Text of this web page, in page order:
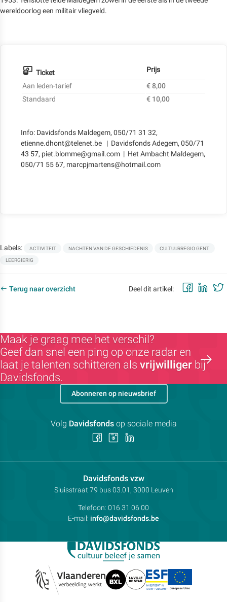
wereldoorlog een militair vliegveld.
Ticket
Prijs
Aan leden-tarief
€ 8,00
Standaard
€ 10,00
Info: Davidsfonds Maldegem, 050/71 31 32,
etienne.dhont@telenet.be | Davidsfonds Adegem, 050/71
43 57, piet.blomme@gmail.com | Het Ambacht Maldegem,
050/71 55 67, marcpjmartens@hotmail.com
Labels: ACTIVITEIT NACHTEN VAN DE GESCHIEDENIS CULTUURREGIO GENT
LEERGIERIG
Terug naar overzicht Deel dit artikel:
Maak je graag mee het verschil?
Geef dan snel een ping op onze radar en
laat je talenten schitteren als vrijwilliger bij
Davidsfonds.
Davidsfonds vzwContactpersoon:
Adres:
Sluisstraat 79 bus 03.01, 3000 Leuven
Telefoon: 016 31 06 00
E-mail: info@davidsfonds.be
Abonneren op nieuwsbrief
Volg Davidsfondsop sociale media
Volg Volg